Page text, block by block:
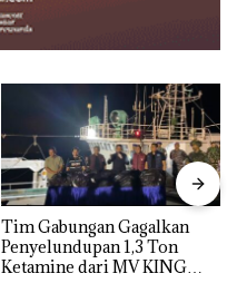
Tim Gabungan Gagalkan
Penyelundupan 1,3 Ton
Ketamine dari MV KING